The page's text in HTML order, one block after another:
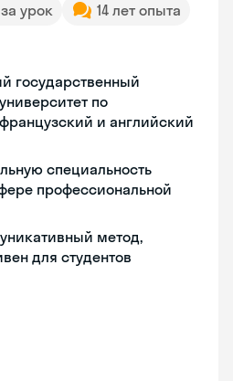
урок
14 лет опыта
государственный
по
и английский
специальность
профессиональной
метод,
для студентов